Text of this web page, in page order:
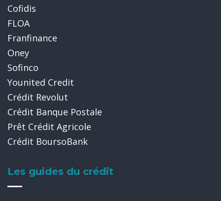
Cofidis
FLOA
Franfinance
Oney
Sofinco
Younited Credit
Crédit Revolut
Crédit Banque Postale
Prêt Crédit Agricole
Crédit BoursoBank
Les guides du crédit